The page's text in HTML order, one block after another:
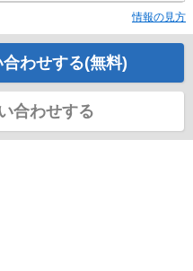
情報の見方
わせする(無料)
合わせする